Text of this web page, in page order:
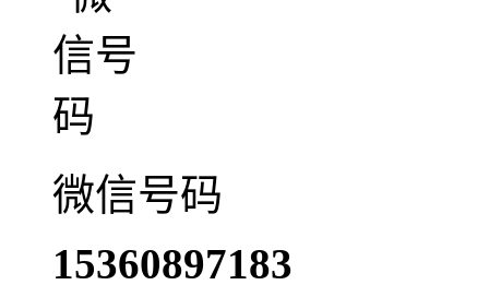
微信号码
15360897183